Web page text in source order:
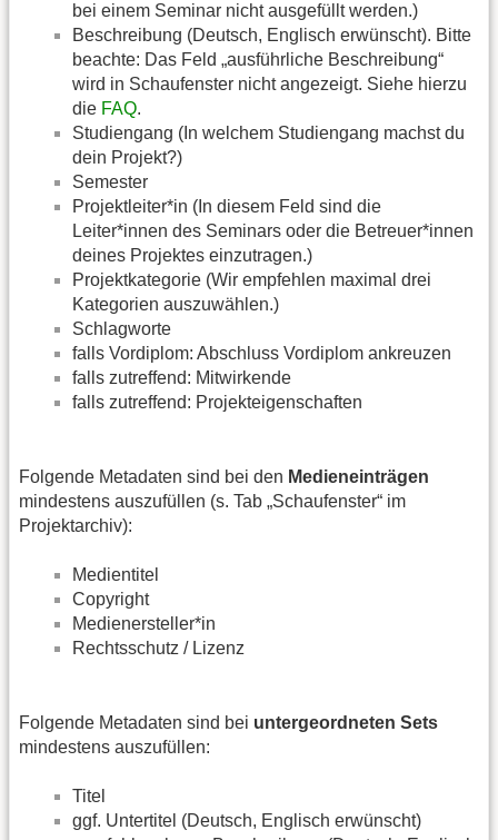
bei einem Seminar nicht ausgefüllt werden.)
Beschreibung (Deutsch, Englisch erwünscht). Bitte
beachte: Das Feld „ausführliche Beschreibung“
wird in Schaufenster nicht angezeigt. Siehe hierzu
die FAQ.
Studiengang (In welchem Studiengang machst du
dein Projekt?)
Semester
Projektleiter*in (In diesem Feld sind die
Leiter*innen des Seminars oder die Betreuer*innen
deines Projektes einzutragen.)
Projektkategorie (Wir empfehlen maximal drei
Kategorien auszuwählen.)
Schlagworte
falls Vordiplom: Abschluss Vordiplom ankreuzen
falls zutreffend: Mitwirkende
falls zutreffend: Projekteigenschaften
Folgende Metadaten sind bei den Medieneinträgen
mindestens auszufüllen (s. Tab „Schaufenster“ im
Projektarchiv):
Medientitel
Copyright
Medienersteller*in
Rechtsschutz / Lizenz
Folgende Metadaten sind bei untergeordneten Sets
mindestens auszufüllen:
Titel
ggf. Untertitel (Deutsch, Englisch erwünscht)